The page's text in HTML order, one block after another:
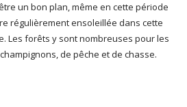
un bon plan, même en cette période
régulièrement ensoleillée dans cette
Les forêts y sont nombreuses pour les
de pêche et de chasse.